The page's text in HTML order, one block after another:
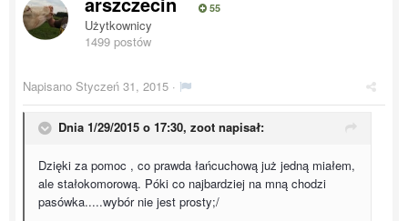
55
Użytkownicy
1499 postów
Napisano Styczeń 31, 2015 ·
Dnia 1/29/2015 o 17:30, zoot napisał:
Dzięki za pomoc , co prawda łańcuchową już jedną miałem,
ale stałokomorową. Póki co najbardziej na mną chodzi
pasówka.....wybór nie jest prosty;/